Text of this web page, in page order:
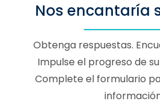
Nos encantaría
Obtenga respuestas.
Impulse el progreso de
Complete el formulario